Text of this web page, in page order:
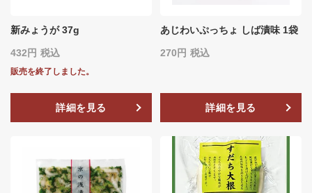
新みょうが 37g
432 税込
販売を終了しました。
詳細を見る
あじわいぷっちょ しば漬味 1袋
270 税込
詳細を見る